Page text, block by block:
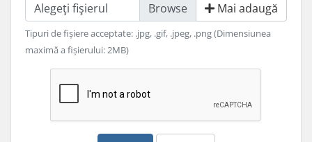
Alegeţi fişierul
Mai adaugă
Tipuri de fișiere acceptate: .jpg, .gif, .jpeg, .png (Dimensiunea
maximă a fișierului: 2MB)